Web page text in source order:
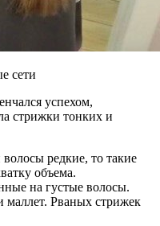
сети
успехом,
стрижки тонких и
редкие, то такие
объема.
на густые волосы.
Рваных стрижек